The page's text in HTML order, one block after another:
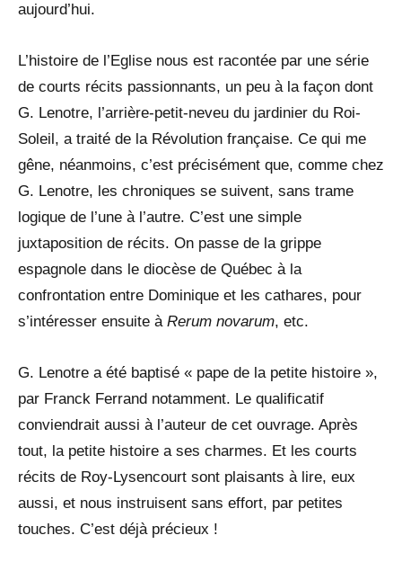
aujourd’hui.
L’histoire de l’Eglise nous est racontée par une série
de courts récits passionnants, un peu à la façon dont
G. Lenotre, l’arrière-petit-neveu du jardinier du Roi-
Soleil, a traité de la Révolution française. Ce qui me
gêne, néanmoins, c’est précisément que, comme chez
G. Lenotre, les chroniques se suivent, sans trame
logique de l’une à l’autre. C’est une simple
juxtaposition de récits. On passe de la grippe
espagnole dans le diocèse de Québec à la
confrontation entre Dominique et les cathares, pour
s’intéresser ensuite à Rerum novarum, etc.
G. Lenotre a été baptisé « pape de la petite histoire »,
par Franck Ferrand notamment. Le qualificatif
conviendrait aussi à l’auteur de cet ouvrage. Après
tout, la petite histoire a ses charmes. Et les courts
récits de Roy-Lysencourt sont plaisants à lire, eux
aussi, et nous instruisent sans effort, par petites
touches. C’est déjà précieux !